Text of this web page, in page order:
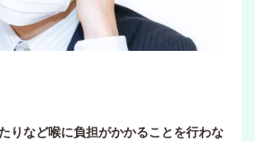
りなど喉に負担がかかることを行わな